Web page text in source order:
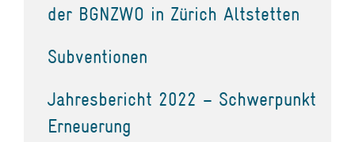
der BGNZWO in Zürich Altstetten
Subventionen
Jahresbericht 2022 – Schwerpunkt
Erneuerung